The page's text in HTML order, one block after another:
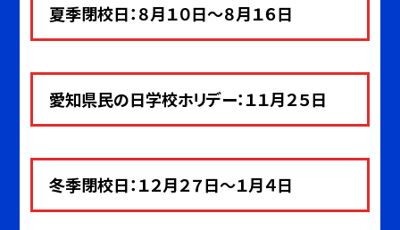
夏季閉校日：８月１０日～８月１６日
愛知県民の日学校ホリデー：１１月２５日
冬季閉校日：１２月２７日～１月４日